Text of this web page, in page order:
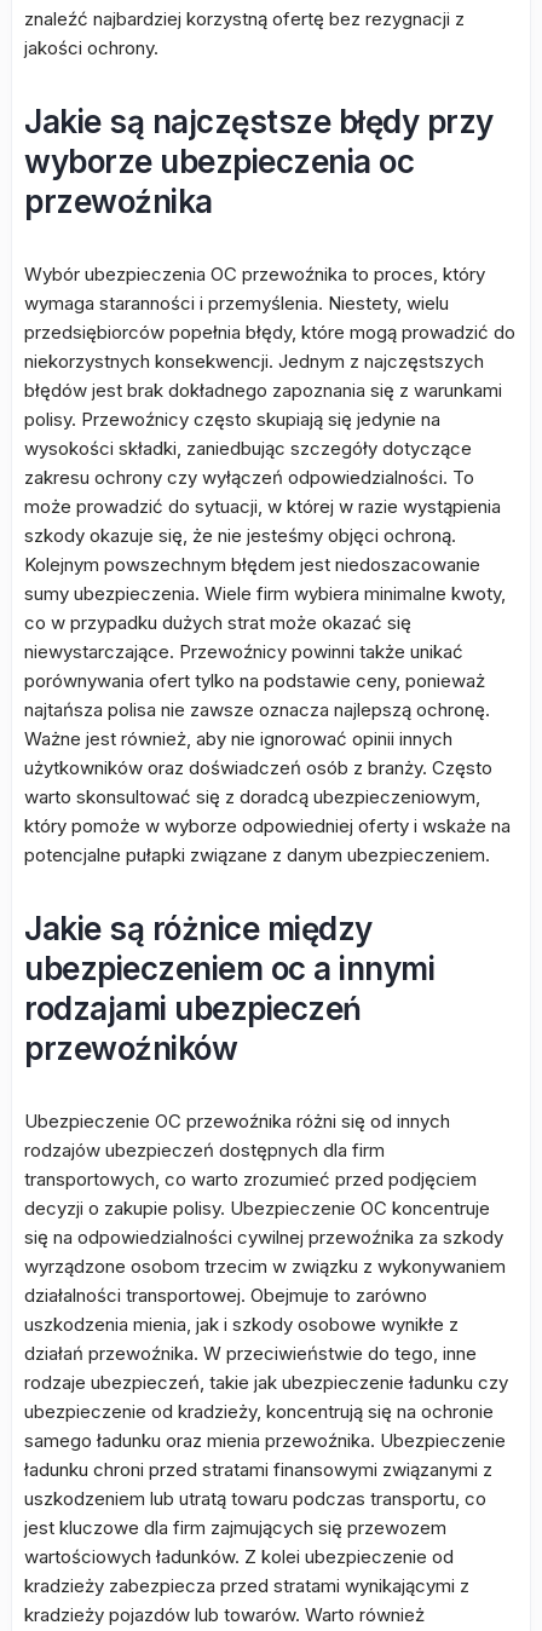
znaleźć najbardziej korzystną ofertę bez rezygnacji z
jakości ochrony.
Jakie są najczęstsze błędy przy
wyborze ubezpieczenia oc
przewoźnika
Wybór ubezpieczenia OC przewoźnika to proces, który
wymaga staranności i przemyślenia. Niestety, wielu
przedsiębiorców popełnia błędy, które mogą prowadzić do
niekorzystnych konsekwencji. Jednym z najczęstszych
błędów jest brak dokładnego zapoznania się z warunkami
polisy. Przewoźnicy często skupiają się jedynie na
wysokości składki, zaniedbując szczegóły dotyczące
zakresu ochrony czy wyłączeń odpowiedzialności. To
może prowadzić do sytuacji, w której w razie wystąpienia
szkody okazuje się, że nie jesteśmy objęci ochroną.
Kolejnym powszechnym błędem jest niedoszacowanie
sumy ubezpieczenia. Wiele firm wybiera minimalne kwoty,
co w przypadku dużych strat może okazać się
niewystarczające. Przewoźnicy powinni także unikać
porównywania ofert tylko na podstawie ceny, ponieważ
najtańsza polisa nie zawsze oznacza najlepszą ochronę.
Ważne jest również, aby nie ignorować opinii innych
użytkowników oraz doświadczeń osób z branży. Często
warto skonsultować się z doradcą ubezpieczeniowym,
który pomoże w wyborze odpowiedniej oferty i wskaże na
potencjalne pułapki związane z danym ubezpieczeniem.
Jakie są różnice między
ubezpieczeniem oc a innymi
rodzajami ubezpieczeń
przewoźników
Ubezpieczenie OC przewoźnika różni się od innych
rodzajów ubezpieczeń dostępnych dla firm
transportowych, co warto zrozumieć przed podjęciem
decyzji o zakupie polisy. Ubezpieczenie OC koncentruje
się na odpowiedzialności cywilnej przewoźnika za szkody
wyrządzone osobom trzecim w związku z wykonywaniem
działalności transportowej. Obejmuje to zarówno
uszkodzenia mienia, jak i szkody osobowe wynikłe z
działań przewoźnika. W przeciwieństwie do tego, inne
rodzaje ubezpieczeń, takie jak ubezpieczenie ładunku czy
ubezpieczenie od kradzieży, koncentrują się na ochronie
samego ładunku oraz mienia przewoźnika. Ubezpieczenie
ładunku chroni przed stratami finansowymi związanymi z
uszkodzeniem lub utratą towaru podczas transportu, co
jest kluczowe dla firm zajmujących się przewozem
wartościowych ładunków. Z kolei ubezpieczenie od
kradzieży zabezpiecza przed stratami wynikającymi z
kradzieży pojazdów lub towarów. Warto również